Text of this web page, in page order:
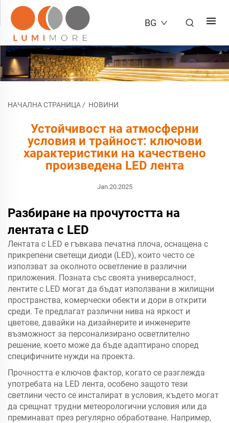
BG
НАЧАЛНА СТРАНИЦА / НОВИНИ
Устойчивост на атмосферни
условия и трайност: ключови
характеристики на качествено
произведена LED лента
Jan.20.2025
Разбиране на прочутостта на
лентата с LED
Лентата с LED е гъвкава печатна плоча, оснащена с
прикрепени светещи диоди (LED), които често се
използват за околното осветление в различни
приложения. Позната със своята универсалност,
лентите с LED могат да бъдат използвани в жилищни
пространства, комерчески обекти и дори в открити
среди. Те предлагат различни нива на яркост и
цветове, давайки на дизайнерите и инженерите
възможност за персонализирано осветлително
решение, което може да бъде адаптирано според
специфичните нужди на проекта.
Прочността е ключов фактор, когато се разглежда
употребата на LED лента, особено защото тези
светлини често се инсталират в условия, където могат
да срещнат трудни метеорологични условия или да
преминават през регулярно обработване. Например,